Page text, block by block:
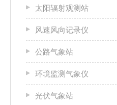
太阳辐射观测站
风速风向记录仪
公路气象站
环境监测气象仪
光伏气象站